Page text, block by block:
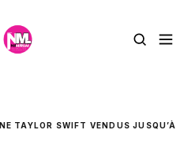
TAYLOR SWIFT VENDUS JUSQU’À